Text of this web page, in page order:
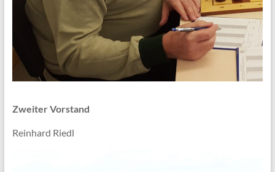
Zweiter Vorstand
Reinhard Riedl